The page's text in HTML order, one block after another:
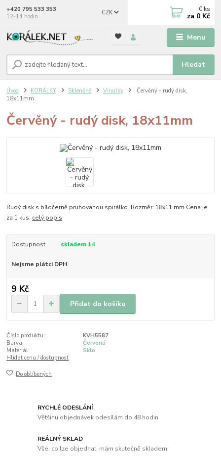
Menu
CZK
Hledat
+420 795 533 353
12-14 hodin
0 ks
za 0 Kč
Úvod KORÁLKY Skleněné Vinutky
Červěný - rudý disk,
18x11mm
Červěný - rudý disk, 18x11mm
Rudý disk s bíločerně pruhovanou spirálko. Rozměr: 18x11 mm Cena je
za 1 kus. celý popis
Dostupnost skladem 14
Nejsme plátci DPH
9 Kč
Přidat do košíku
Číslo produktu:
KVH5587
Barva:
Červená
Materiál:
Sklo
Hlídat cenu / dostupnost
Do oblíbených
RYCHLÉ ODESLÁNÍ
Většinu objednávek odesílám do 48 hodin
REÁLNÝ SKLAD
Vše, co lze objednat, mám skutečně skladem